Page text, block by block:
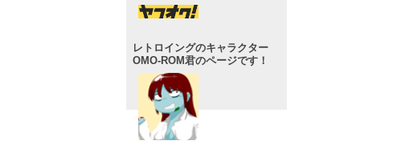
レトロイングのキャラクター
OMO-ROM君のページです！